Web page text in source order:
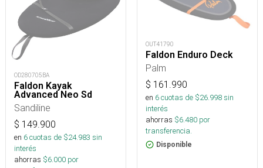
OD280705BA
Faldon Kayak
Advanced Neo Sd
Sandiline
$ 149.900
en 6cuotas de $24.983 sin
interés
ahorras $6.000 por
OUT41790
Faldon Enduro Deck
Palm
$ 161.990
en 6cuotas de $26.998sin
interés
ahorras $6.480 por
transferencia.
Disponible